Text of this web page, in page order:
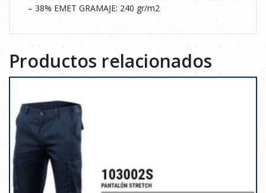
– 38% EMET GRAMAJE: 240 gr/m2
Productos relacionados